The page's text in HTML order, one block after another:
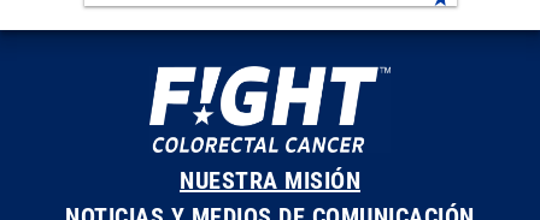
NUESTRA MISIÓN